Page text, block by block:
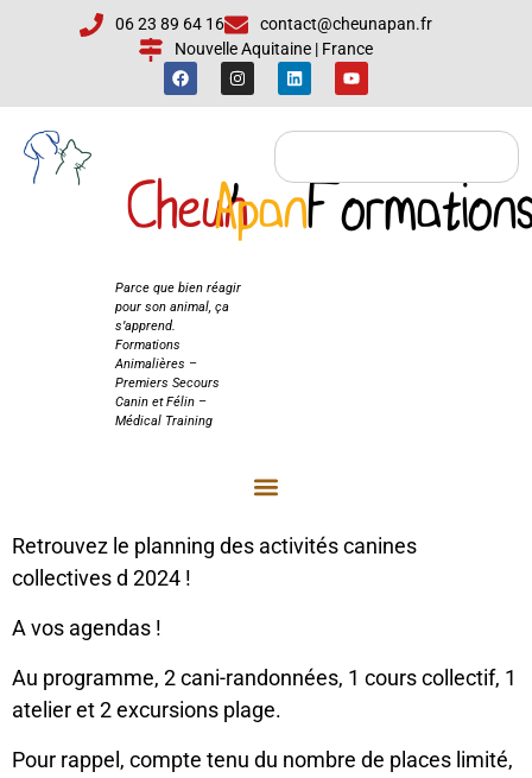
06 23 89 64 16
contact@cheunapan.fr
Nouvelle Aquitaine | France
Cheun
'
Apan
Parce que bien réagir
pour son animal, ça
s’apprend.
Formations
Animalières –
Premiers Secours
Canin et Félin –
Médical Training
Retrouvez le planning des activités canines
collectives d 2024 !
A vos agendas !
Au programme, 2 cani-randonnées, 1 cours collectif, 1
atelier et 2 excursions plage.
Pour rappel, compte tenu du nombre de places limité,